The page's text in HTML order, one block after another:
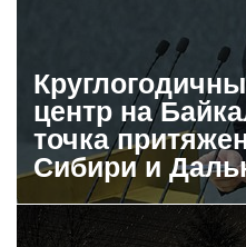
центр на
точка
Сибири и